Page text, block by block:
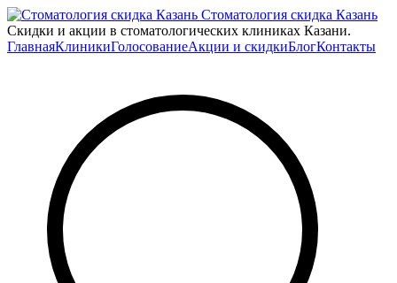
Стоматология скидка Казань
Скидки и акции в стоматологических клиниках Казани.
ГлавнаяКлиникиГолосованиеАкции и скидкиБлогКонтакты